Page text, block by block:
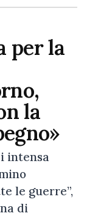
per la
la
intensa
le guerre”,
di